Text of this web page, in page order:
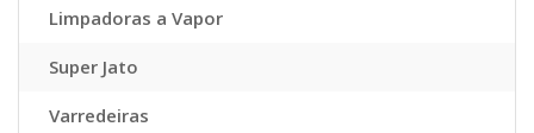
Limpadoras a Vapor
Super Jato
Varredeiras